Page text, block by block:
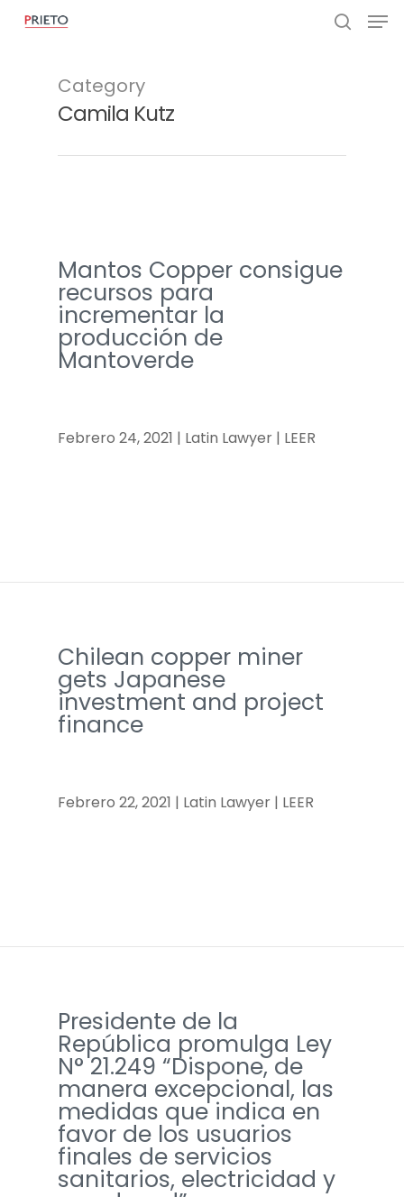
Category
Camila Kutz
Mantos Copper consigue
recursos para
incrementar la
producción de
Mantoverde
Febrero 24, 2021 | Latin Lawyer | LEER
Chilean copper miner
gets Japanese
investment and project
finance
Febrero 22, 2021 | Latin Lawyer | LEER
Presidente de la
República promulga Ley
N° 21.249 “Dispone, de
manera excepcional, las
medidas que indica en
favor de los usuarios
finales de servicios
sanitarios, electricidad y